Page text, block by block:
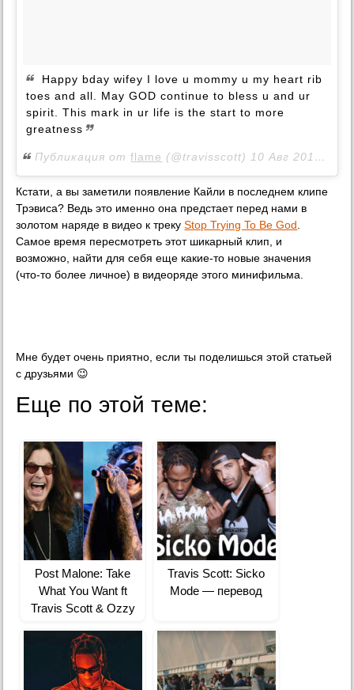
Happy bday wifey I love u mommy u my heart rib
toes and all. May GOD continue to bless u and ur
spirit. This mark in ur life is the start to more
greatness
Публикация отflame (@travisscott) 10 Авг 2018 в 12:19 PDT
Кстати, а вы заметили появление Кайли в последнем клипе
Трэвиса? Ведь это именно она предстает перед нами в
золотом наряде в видео к трекуStop Trying To Be God
Самое время пересмотреть этот шикарный клип, и
возможно, найти для себя еще какие-то новые значения
(что-то более личное) в видеоряде этого минифильма.
Мне будет очень приятно, если ты поделишься этой статьей
с друзьями 😉
Еще по этой теме:
Post Malone: Take
What You Want ft
Travis Scott & Ozzy
Travis Scott: Sicko
Mode — перевод